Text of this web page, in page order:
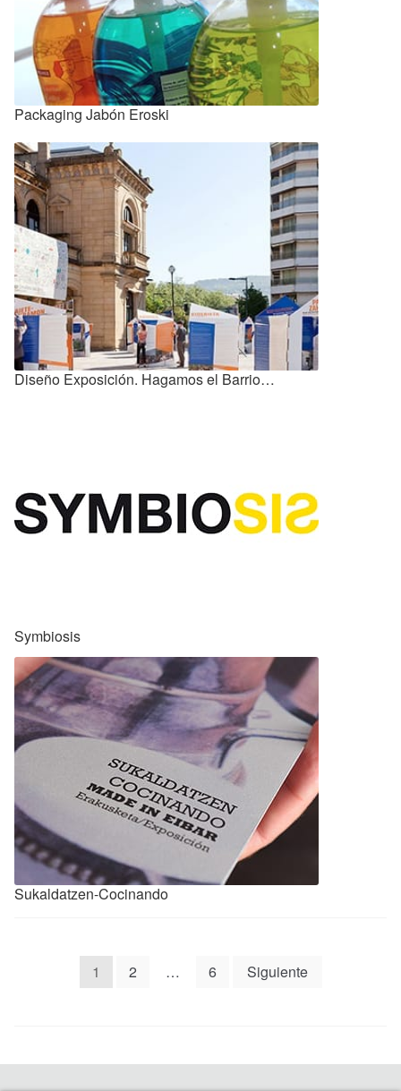
Packaging Jabón Eroski
Diseño Exposición. Hagamos el Barrio…
Symbiosis
Sukaldatzen-Cocinando
Navegación
1 2 … 6 Siguiente